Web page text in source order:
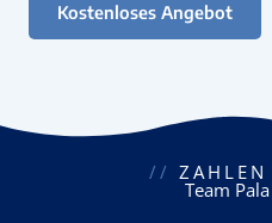
Kostenloses Angebot
// ZAHLEN
Team